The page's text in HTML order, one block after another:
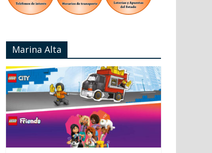
Marina Alta